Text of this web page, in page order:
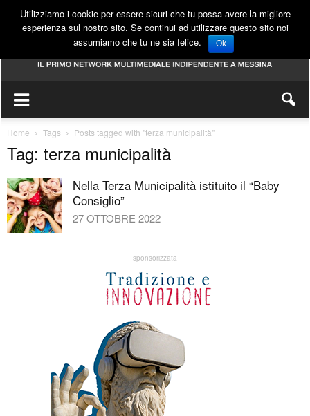
Home Tags Posts tagged with "terza municipalità"
Tag: terza municipalità
Nella Terza Municipalità istituito il “Baby
Consiglio”
27 OTTOBRE 2022
sponsorizzata
Utilizziamo i cookie per essere sicuri che tu possa avere la migliore
esperienza sul nostro sito. Se continui ad utilizzare questo sito noi
assumiamo che tu ne sia felice.
Ok